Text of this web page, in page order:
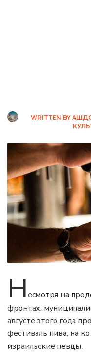
WRITTEN BY
Несмотря на
фронтах,
августе этого года
фестиваль пива, на
израильские певцы.